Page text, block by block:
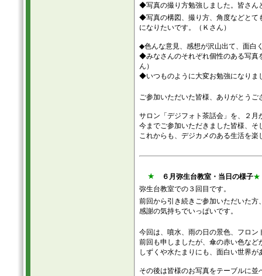
◆写真の撮り方勉強しました。皆さん
◆写真の構図、撮り方、角度などとて
になりたいです。（Ｋさん）
◆色んな意見、感想が沢山出て、面白
◆みなさんのそれぞれ個性のある写真
ん）
◆いつものように大変お勉強になりま
ご参加いただいた皆様、ありがとうご
サロン「デジフォト茶話会」を、２
今までご参加いただきました皆様、
これからも、デジカメのある生活を
★ ６月弥生台教室・当日の様子★
弥生台教室での３回目です。
前回から引き続きご参加いただいた
感謝の気持ちでいっぱいです。
今回は、噴水、雨の日の景色、フロ
前回も申しましたが、傘の赤い色な
しずくや水たまりにも、面白い世界が
その後は皆様のお写真をテーブルに